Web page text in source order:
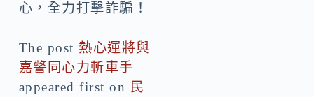
心，全力打擊詐騙！
The post 熱心運將與
嘉警同心力斬車手
appeared first on 民